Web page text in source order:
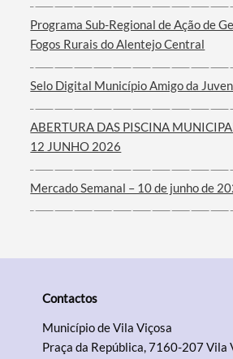
Programa Sub-Regional de Ação de
Fogos Rurais do Alentejo Central
Selo Digital Município Amigo da
ABERTURA DAS PISCINA
12 JUNHO 2026
Mercado Semanal – 10 de junho de
Contactos
Município de Vila Viçosa
Praça da República, 7160-207 Vila